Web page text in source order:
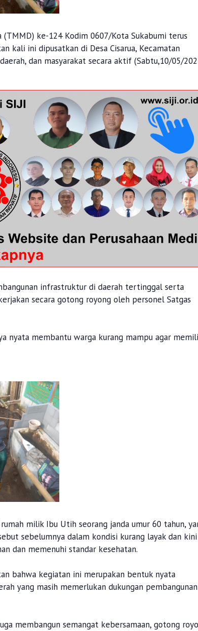
ke-124 Kodim 0607/Kota Sukabumi terus
kali ini dipusatkan di Desa Cisarua, Kecamatan
dan masyarakat secara aktif (Sabtu,10/05/
infrastruktur di daerah tertinggal serta
secara gotong royong oleh personel Satgas
nyata membantu warga kurang mampu agar
milik Ibu Utih seorang janda umur 60 tahun,
sebelumnya dalam kondisi kurang layak dan kini
dan memenuhi standar kesehatan.
bahwa kegiatan ini merupakan bentuk nyata
yang masih memerlukan dukungan pembangunan
membangun semangat kebersamaan, gotong